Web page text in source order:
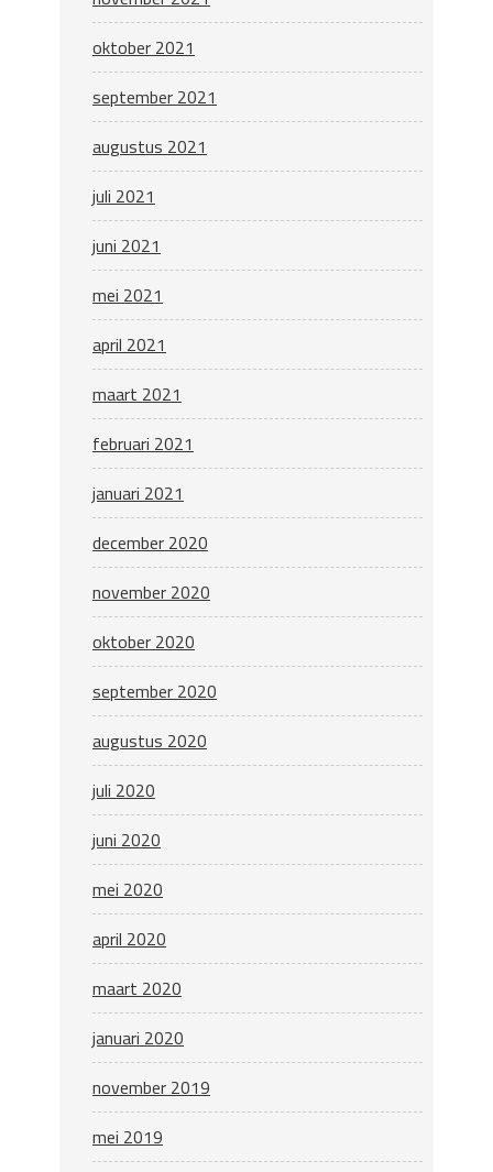
oktober 2021
september 2021
augustus 2021
juli 2021
juni 2021
mei 2021
april 2021
maart 2021
februari 2021
januari 2021
december 2020
november 2020
oktober 2020
september 2020
augustus 2020
juli 2020
juni 2020
mei 2020
april 2020
maart 2020
januari 2020
november 2019
mei 2019